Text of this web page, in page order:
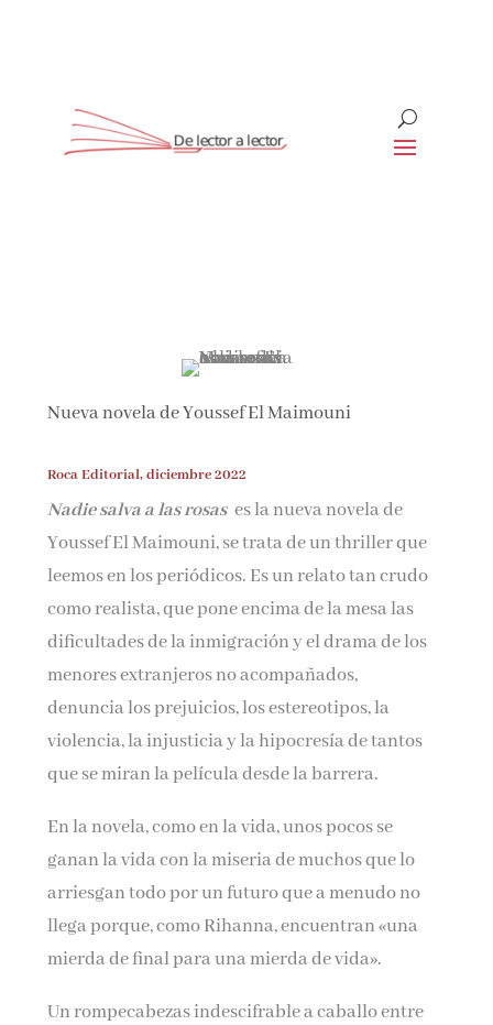
Nueva novela de Youssef El Maimouni
Roca Editorial, diciembre 2022
Nadie salva a las rosases la nueva novela de
Youssef El Maimouni, se trata de un thriller que
leemos en los periódicos. Es un relato tan crudo
como realista, que pone encima de la mesa las
dificultades de la inmigración y el drama de los
menores extranjeros no acompañados,
denuncia los prejuicios, los estereotipos, la
violencia, la injusticia y la hipocresía de tantos
que se miran la película desde la barrera.
En la novela, como en la vida, unos pocos se
ganan la vida con la miseria de muchos que lo
arriesgan todo por un futuro que a menudo no
llega porque, como Rihanna, encuentran «una
mierda de final para una mierda de vida».
Un rompecabezas indescifrable a caballo entre
Suscríbete
Únete a nuestra comunidad de amantes de la
literatura y recibe las últimas noticias y reseñas
Nombre*
Por favor, acepta lostérminos y condiciones